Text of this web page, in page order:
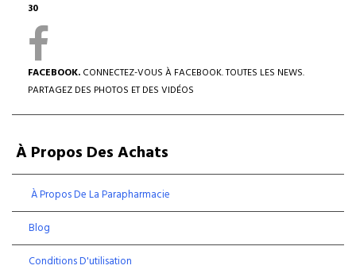
30
FACEBOOK. CONNECTEZ-VOUS À FACEBOOK. TOUTES LES NEWS.
PARTAGEZ DES PHOTOS ET DES VIDÉOS
À Propos Des Achats
À Propos De La Parapharmacie
Blog
Conditions D'utilisation